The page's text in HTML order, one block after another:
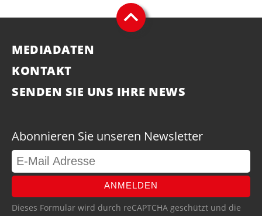
MEDIADATEN
KONTAKT
SENDEN SIE UNS IHRE NEWS
Abonnieren Sie unseren Newsletter
ANMELDEN
Dieses Formular wird durch reCAPTCHA geschützt und die